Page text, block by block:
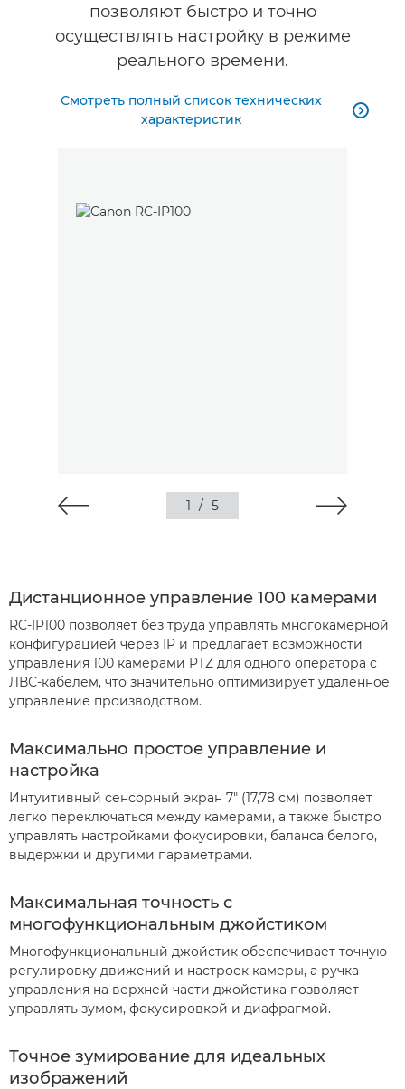
позволяют быстро и точно
осуществлять настройку в режиме
реального времени.
Смотреть полный список технических
характеристик

1 / 5
Дистанционное управление 100 камерами
RC-IP100 позволяет без труда управлять многокамерной
конфигурацией через IP и предлагает возможности
управления 100 камерами PTZ для одного оператора с
ЛВС-кабелем, что значительно оптимизирует удаленное
управление производством.
Максимально простое управление и
настройка
Интуитивный сенсорный экран 7" (17,78 см) позволяет
легко переключаться между камерами, а также быстро
управлять настройками фокусировки, баланса белого,
выдержки и другими параметрами.
Максимальная точность с
многофункциональным джойстиком
Многофункциональный джойстик обеспечивает точную
регулировку движений и настроек камеры, а ручка
управления на верхней части джойстика позволяет
управлять зумом, фокусировкой и диафрагмой.
Точное зумирование для идеальных
изображений